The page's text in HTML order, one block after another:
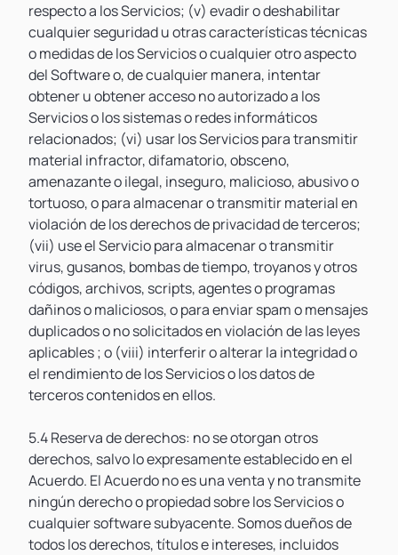
respecto a los Servicios; (v) evadir o deshabilitar
cualquier seguridad u otras características técnicas
o medidas de los Servicios o cualquier otro aspecto
del Software o, de cualquier manera, intentar
obtener u obtener acceso no autorizado a los
Servicios o los sistemas o redes informáticos
relacionados; (vi) usar los Servicios para transmitir
material infractor, difamatorio, obsceno,
amenazante o ilegal, inseguro, malicioso, abusivo o
tortuoso, o para almacenar o transmitir material en
violación de los derechos de privacidad de terceros;
(vii) use el Servicio para almacenar o transmitir
virus, gusanos, bombas de tiempo, troyanos y otros
códigos, archivos, scripts, agentes o programas
dañinos o maliciosos, o para enviar spam o mensajes
duplicados o no solicitados en violación de las leyes
aplicables ; o (viii) interferir o alterar la integridad o
el rendimiento de los Servicios o los datos de
terceros contenidos en ellos.
5.4 Reserva de derechos: no se otorgan otros
derechos, salvo lo expresamente establecido en el
Acuerdo. El Acuerdo no es una venta y no transmite
ningún derecho o propiedad sobre los Servicios o
cualquier software subyacente. Somos dueños de
todos los derechos, títulos e intereses, incluidos